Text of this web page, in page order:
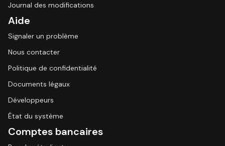
Journal des modifications
Aide
Signaler un problème
Nous contacter
Politique de confidentialité
Documents légaux
Développeurs
État du système
Comptes bancaires